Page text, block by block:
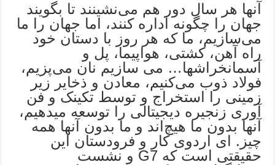
آنها هر سال دور هم می‌نشینند تا بگویند
جهان را چگونه اداره کنند، اما جهان را ما
می‌سازیم، ما که هر روز با دستان خود
راه آهن، کشتی، هواپیما، پل و
آسمانخراشها… می سازیم نان می‌پزیم،
فولاد ذوب می‌کنیم، معادن و ذخایر زیر
زمینی را استخراج و توسط تکینک و فن
آوری زنجیره دیجیتالی را توسعه میدهیم،
آنها بدون ما هیچ‌اند و ما بدون آنها همه‌
چیز. ای اردوی کار و فرودستان این
حقیقتی است که G7 و نشست